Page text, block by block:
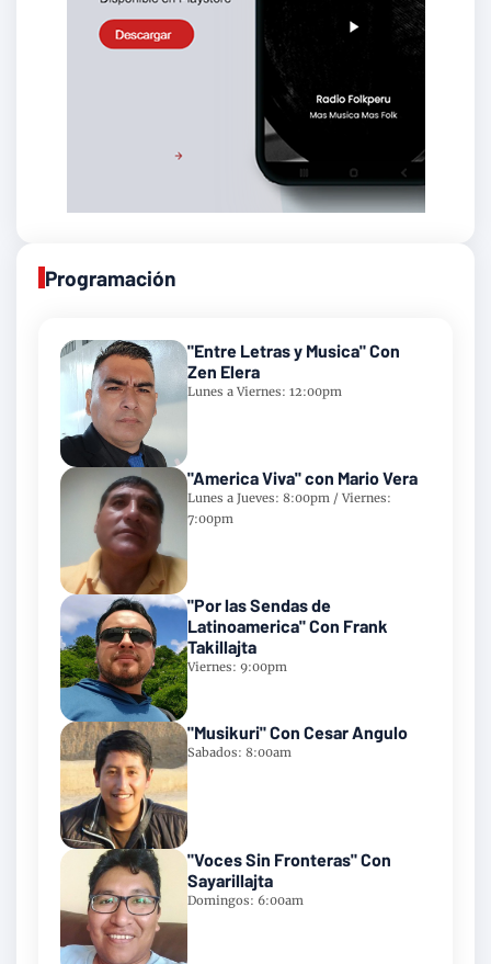
Programación
"Entre Letras y Musica" Con
Zen Elera
Lunes a Viernes: 12:00pm
"America Viva" con Mario Vera
Lunes a Jueves: 8:00pm / Viernes:
7:00pm
"Por las Sendas de
Latinoamerica" Con Frank
Takillajta
Viernes: 9:00pm
"Musikuri" Con Cesar Angulo
Sabados: 8:00am
"Voces Sin Fronteras" Con
Sayarillajta
Domingos: 6:00am